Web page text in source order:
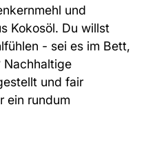
und
Kokosöl. Du willst
- sei es im Bett,
Nachhaltige
und fair
ein rundum